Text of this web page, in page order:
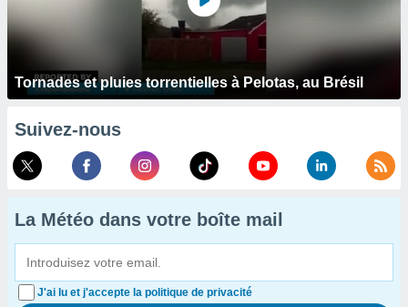
Tornades et pluies torrentielles à Pelotas, au Brésil
Suivez-nous
La Météo dans votre boîte mail
J'ai lu et j'accepte la politique de privacité